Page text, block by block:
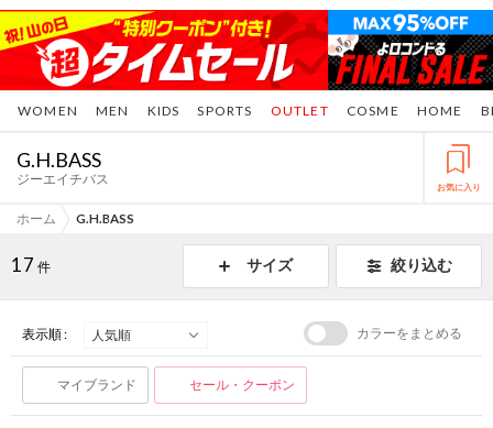
WOMEN MEN KIDS SPORTS COSME HOME
OUTLET
G.H.BASS
ジーエイチバス お気に入り
ホーム G.H.BASS
17 件 サイズ 絞り込む
表示順 : カラーをまとめる
マイブランド セール・クーポン